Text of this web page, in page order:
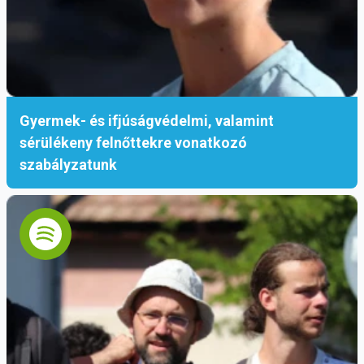
A délelőtt Szabó László Sch.P. mentálhigiénés
szakember előadásával folytatódott, aki a
kísérés pedagógiai és pszichológiai hátterét
elemezte. Kiemelte, hogy a kísérés során a
tanár figyelme teljesen egyetlen diákra irányul,
a diák pedig önmagára figyelhet. Ez fejleszti a
Gyermek- és ifjúságvédelmi, valamint
sérülékeny felnőttekre vonatkozó
szabályzatunk